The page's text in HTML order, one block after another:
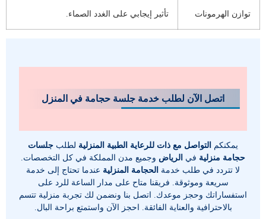
توازن الهرمونات تأثير إيجابي على الغدد الصماء.
اتصل الآن لطلب خدمة جلسة حجامة في المنزل
يمكنكم التواصل مع ذات للرعاية الطبية المنزلية لطلب جلسات
حجامة منزلية في الرياض وجميع مدن المملكة في كل التخصصات.
لا تتردد في طلب خدمة الحجامة المنزلية عندما تحتاج إلى خدمة
سريعة وموثوقة. فريقنا متاح على مدار الساعة للرد على
استفساراتك وحجز موعدك. اتصل بنا ونضمن لك تجربة منزلية تتسم
بالاحترافية والعناية الفائقة. احجز الآن واستمتع براحة البال.